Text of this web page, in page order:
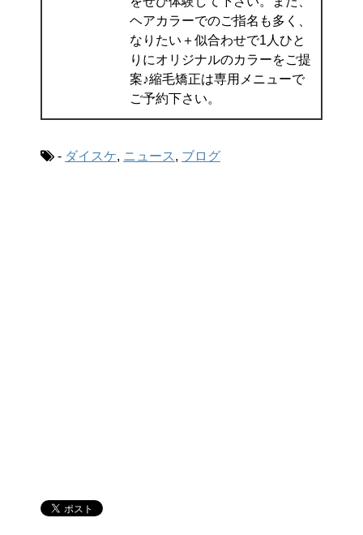
ヘアカラーでのご指名も多く、
なりたい＋似合わせで1人ひと
りにオリジナルのカラーをご提
案♪縮毛矯正は専用メニューで
ご予約下さい。
- ダイスケ, ニュース, ブログ